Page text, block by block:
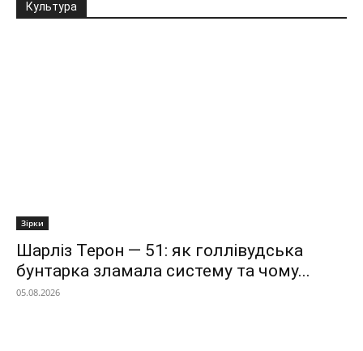
Культура
Зірки
Шарліз Терон — 51: як голлівудська
бунтарка зламала систему та чому...
05.08.2026